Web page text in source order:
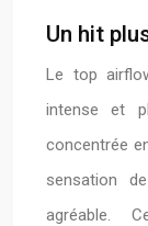
Un hit
Le top
intense et
concentrée
sensation
agréable.